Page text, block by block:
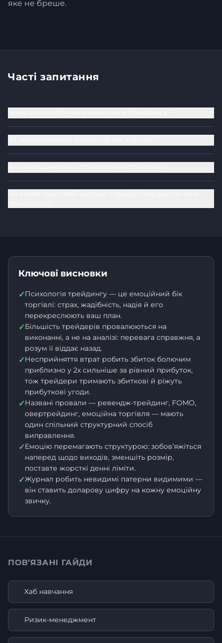
яке не бреше.
Часті запитання
Ключові висновки
✓Психологія трейдингу — це емоційний бік
торгівлі: страх, жадібність, надія й его
перекреслюють ваш план.
✓Більшість трейдерів провалюються на
виконанні, а не на аналізі: перевага справжня, а
розум її віддає назад.
✓Несприйняття втрат робить збиток болючим
приблизно у 2x сильніше за рівний прибуток,
тож трейдери тримають збиткові й ріжуть
прибуткові угоди.
✓Названі провали — ревендж-трейдинг, FOMO,
овертрейдинг, емоційна торгівля — мають
один спільний структурний спосіб
виправлення.
✓Емоцію перемагають структурою: зобов’яжіться
наперед щодо виходів, зменшіть розмір,
поставте жорсткі денні ліміти.
✓Журнал робить невидимі патерни видимими —
він ставить доларову цифру на кожну емоційну
звичку.
ПОВ’ЯЗАНІ ГАЙДИ
Хаб навчання
Ризик-менеджмент